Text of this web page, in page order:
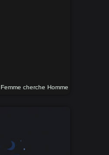
Femme cherche Homme